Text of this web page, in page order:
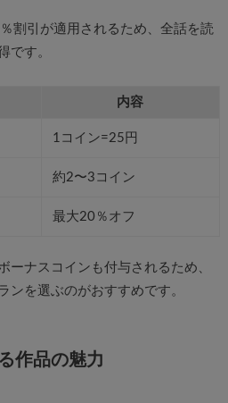
割引が適用されるため、全話を読
です。
内容
1コイン=25円
約2〜3コイン
最大20％オフ
ーナスコインも付与されるため、
ンを選ぶのがおすすめです。
作品の魅力